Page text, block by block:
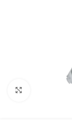
Büyütmek